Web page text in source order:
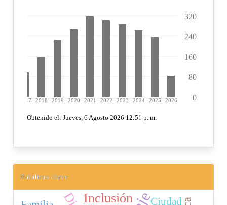
Palabras clave
Inclusión Ciudad